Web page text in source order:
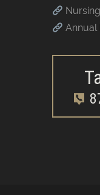
Annual